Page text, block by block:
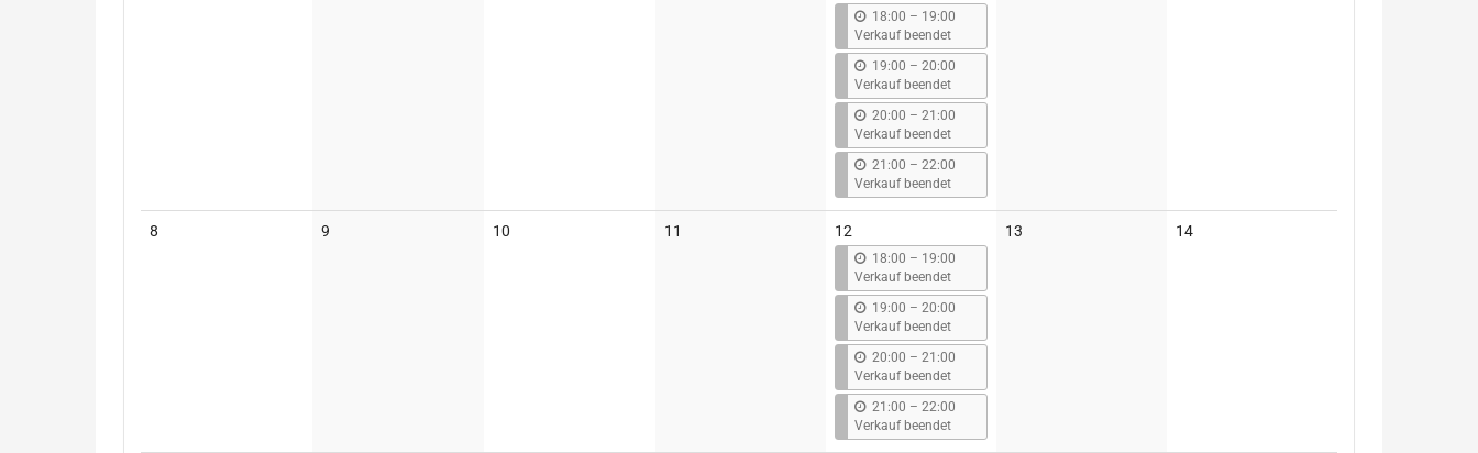
18:00 – b
i
s
19:00
Verkauf beendet
19:00 – b
i
s
20:00
Verkauf beendet
20:00 – b
i
s
21:00
Verkauf beendet
21:00 – b
i
s
22:00
Verkauf beendet
8 9 10 11 12
18:00 – b
i
s
19:00
Verkauf beendet
19:00 – b
i
s
20:00
Verkauf beendet
20:00 – b
i
s
21:00
Verkauf beendet
21:00 – b
i
s
22:00
Verkauf beendet
13 14Keine